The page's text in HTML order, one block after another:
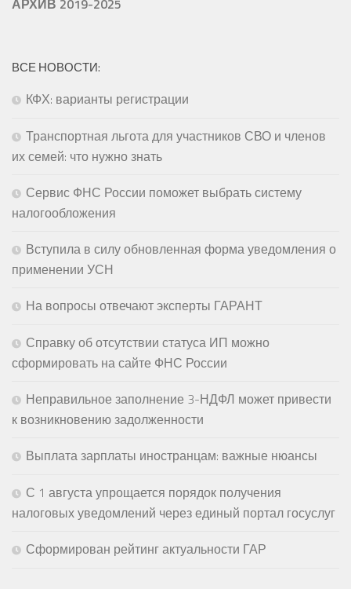
ВСЕ НОВОСТИ:
КФХ: варианты регистрации
Транспортная льгота для участников СВО и членов
их семей: что нужно знать
Сервис ФНС России поможет выбрать систему
налогообложения
Вступила в силу обновленная форма уведомления о
применении УСН
На вопросы отвечают эксперты ГАРАНТ
Справку об отсутствии статуса ИП можно
сформировать на сайте ФНС России
Неправильное заполнение 3-НДФЛ может привести
к возникновению задолженности
Выплата зарплаты иностранцам: важные нюансы
С 1 августа упрощается порядок получения
налоговых уведомлений через единый портал госуслуг
Сформирован рейтинг актуальности ГАР